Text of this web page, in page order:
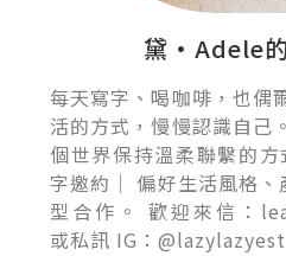
黛•Adele
每天寫字、喝咖啡，也偶
活的方式，慢慢認識自己
個世界保持溫柔聯繫的
字邀約｜ 偏好生活風格
型合作。 歡迎來信：
或私訊 IG：@lazylazyest